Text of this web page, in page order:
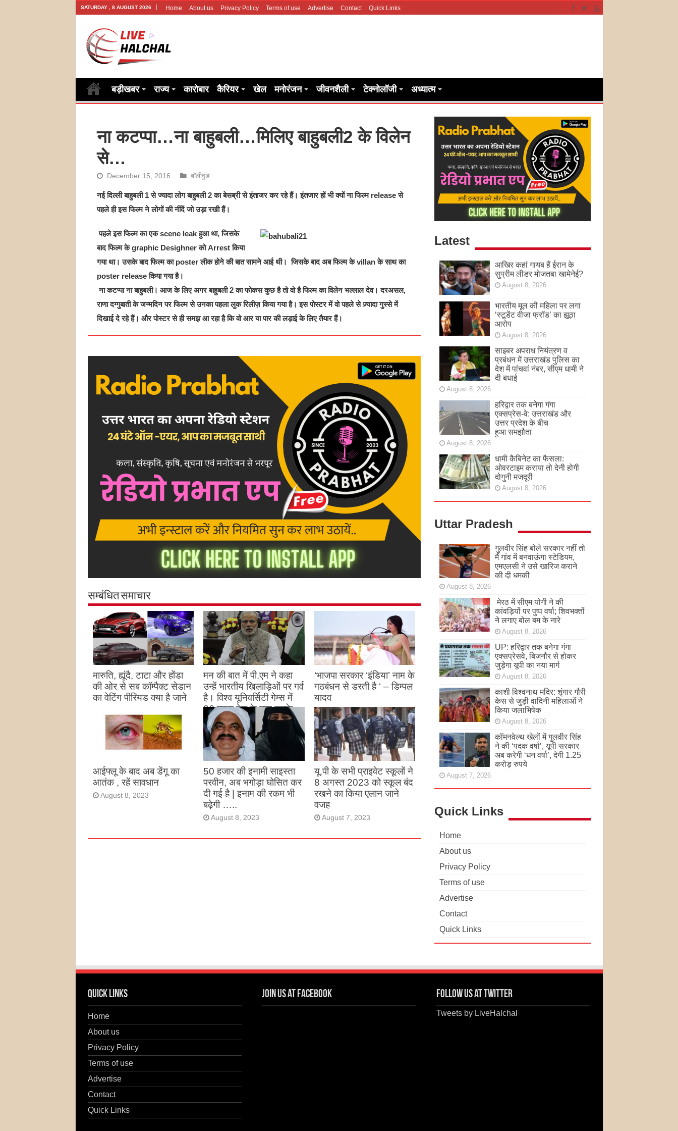
SATURDAY , 8 AUGUST 2026 Home About us Privacy Policy Terms of use Advertise Contact Quick Links
बड़ीखबर राज्य कारोबार कैरियर खेल मनोरंजन जीवनशैली टेक्नोलॉजी अध्यात्म
ना कटप्पा…ना बाहुबली…मिलिए बाहुबली2 के विलेन
से…
December 15, 2016 बॉलीवुड
नई दिल्ली बाहुबली 1 से ज्यादा लोग बाहुबली 2 का बेसब्री से इंताजर कर रहे हैं। इंतजार हों भी क्यों ना फिल्म release से
पहले ही इस फिल्म ने लोगों की नींदें जो उड़ा रखी हैं।
पहले इस फिल्म का एक scene leak हुआ था, जिसके
बाद फिल्म के graphic Desighner को Arrest किया
गया था। उसके बाद फिल्म का poster लीक होने की बात सामने आई थी। जिसके बाद अब फिल्म के villan के साथ का
poster release किया गया है।
ना कटप्पा ना बाहुबली। आज के लिए अगर बाहुबली 2 का फोकस कुछ है तो वो है फिल्म का विलेन भल्लाल देव। दरअसल,
राणा दग्गुबाती के जन्मदिन पर फिल्म से उनका पहला लुक रिलीज़ किया गया है। इस पोस्टर में वो पहले से ज़्यादा गुस्से में
दिखाई दे रहे हैं। और पोस्टर से ही समझ आ रहा है कि वो आर या पार की लड़ाई के लिए तैयार हैं।
सम्बंधित समाचार
मारुति, ह्यूंदै, टाटा और होंडा
की ओर से सब कॉम्पैक्ट सेडान
का वेटिंग पीरियड क्या है जाने
मन की बात में पी.एम ने कहा
उन्हें भारतीय खिलाड़िओं पर गर्व
है। विश्व यूनिवर्सिटी गेम्स में
26 पदक देश के नाम करके
उन्होंने देश का नाम रोशन किया
है
August 27, 2023
‘भाजपा सरकार ‘इंडिया’ नाम के
गठबंधन से डरती है ‘ – डिम्पल
यादव
August 26, 2023
आईफ्लू के बाद अब डेंगू का
आतंक , रहें सावधान
August 8, 2023
50 हजार की इनामी साइस्ता
परवीन, अब भगोड़ा घोसित कर
दी गई है | इनाम की रकम भी
बढ़ेगी …..
August 8, 2023
यू.पी के सभी प्राइवेट स्कूलों ने
8 अगस्त 2023 को स्कूल बंद
रखने का किया एलान जाने
वजह
August 7, 2023
Latest
आखिर कहां गायब हैं ईरान के
सुप्रीम लीडर मोजतबा खामेनेई?
August 8, 2026
भारतीय मूल की महिला पर लगा
‘स्टूडेंट वीजा फ्रॉड’ का झूठा
आरोप
August 8, 2026
साइबर अपराध नियंत्रण व
प्रबंधन में उत्तराखंड पुलिस का
देश में पांचवां नंबर, सीएम धामी ने
दी बधाई
August 8, 2026
हरिद्वार तक बनेगा गंगा
एक्सप्रेस-वे: उत्तराखंड और
उत्तर प्रदेश के बीच
हुआ समझौता
August 8, 2026
धामी कैबिनेट का फैसला:
ओवरटाइम कराया तो देनी होगी
दोगुनी मजदूरी
August 8, 2026
Uttar Pradesh
गुलवीर सिंह बोले सरकार नहीं तो
मैं गांव में बनवाऊंगा स्टेडियम,
एमएलसी ने उसे खारिज कराने
की दी धमकी
August 8, 2026
मेरठ में सीएम योगी ने की
कांवड़ियों पर पुष्प वर्षा; शिवभक्तों
ने लगाए बोल बम के नारे
August 8, 2026
UP: हरिद्वार तक बनेगा गंगा
एक्सप्रेसवे, बिजनौर से होकर
जुड़ेगा यूपी का नया मार्ग
August 8, 2026
काशी विश्वनाथ मदिर: शृंगार गौरी
केस से जुड़ी वादिनी महिलाओं ने
किया जलाभिषेक
August 8, 2026
कॉमनवेल्थ खेलों में गुलवीर सिंह
ने की ‘पदक वर्षा’, यूपी सरकार
अब करेगी ‘धन वर्षा’, देगी 1.25
करोड़ रुपये
August 7, 2026
Quick Links
Home
About us
Privacy Policy
Terms of use
Advertise
Contact
Quick Links
Quick Links
Home
About us
Privacy Policy
Terms of use
Advertise
Contact
Quick Links
Join us at Facebook Follow us at Twitter
Tweets by LiveHalchal